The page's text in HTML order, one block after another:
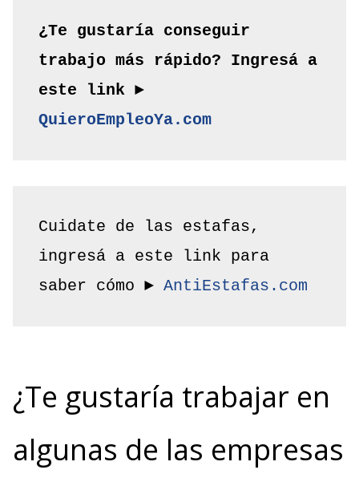
¿Te gustaría conseguir
trabajo más rápido? Ingresá a
QuieroEmpleoYa.com
Cuidate de las estafas,
ingresá a este link para
saber cómo ► AntiEstafas.com
¿Te gustaría trabajar en
algunas de las empresas